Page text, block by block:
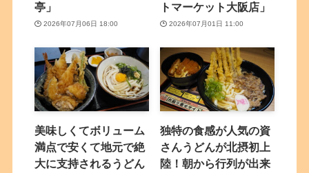
亭」
2026年07月06日 18:00
トマーケット大阪店」
2026年07月01日 11:00
美味しくてボリューム
満点で安くて地元で絶
大に支持されるうどん
独特の食感が人気の資
さんうどんが北摂初上
陸！朝から行列が出来